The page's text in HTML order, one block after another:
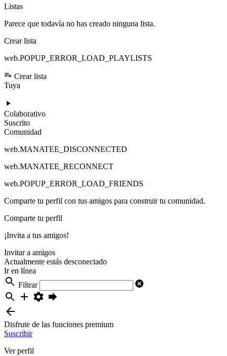
Listas
Parece que todavía no has creado ninguna lista.
Crear lista
web.POPUP_ERROR_LOAD_PLAYLISTS
Crear lista
Tuya
Colaborativo
Suscrito
Comunidad
web.MANATEE_DISCONNECTED
web.MANATEE_RECONNECT
web.POPUP_ERROR_LOAD_FRIENDS
Comparte tu perfil con tus amigos para construir tu comunidad.
Comparte tu perfil
¡Invita a tus amigos!
Invitar a amigos
Actualmente estás desconectado
Ir en línea
Filtrar
Disfrute de las funciones premium
Suscribir
Ver perfil